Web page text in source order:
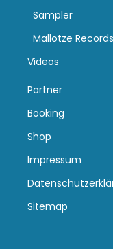
Sampler
Mallotze Records
Videos
Partner
Booking
Shop
Impressum
Sitemap